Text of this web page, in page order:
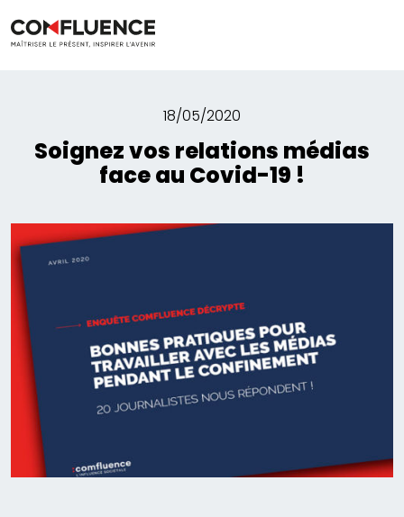
18/05/2020
Soignez vos relations médias
face au Covid-19 !